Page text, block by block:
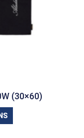
(30×60)